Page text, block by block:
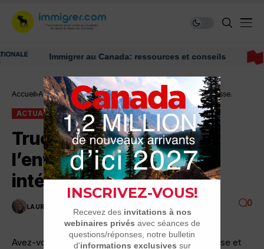
Immigrer au Canada: ressources et conseils
Accueil Actualité Trucs et astuces : l’entreprenariat vous intéresse.
ACTUALITÉ
Trucs et astuces :
l’entreprenariat vous
intéresse.
LAURENCE NADEAU 0
Avez-vous déjà songé à créer votre propre entreprise et